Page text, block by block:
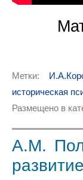
Метки:
историческая
Размещено в
А.М.